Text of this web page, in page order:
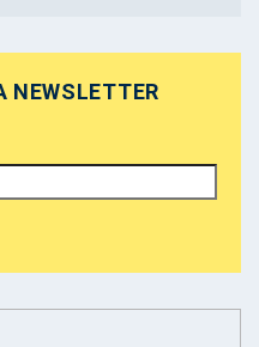
NEWSLETTER